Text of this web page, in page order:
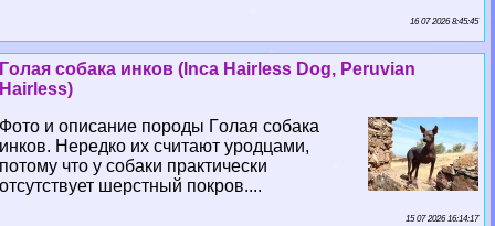
16 07 2026 8:45:45
Гoлая собака инков (Inca Hairless Dog, Peruvian
Hairless)
Фото и описание породы Гoлая собака
инков. Нередко их считают уpoдцами,
потому что у собаки пpaктически
отсутствует шерстный покров....
15 07 2026 16:14:17